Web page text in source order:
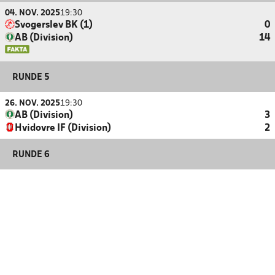
04. NOV. 202519:30
Svogerslev BK (1)
0
AB (Division)
14
RUNDE 5
26. NOV. 202519:30
AB (Division)
3
Hvidovre IF (Division)
2
RUNDE 6